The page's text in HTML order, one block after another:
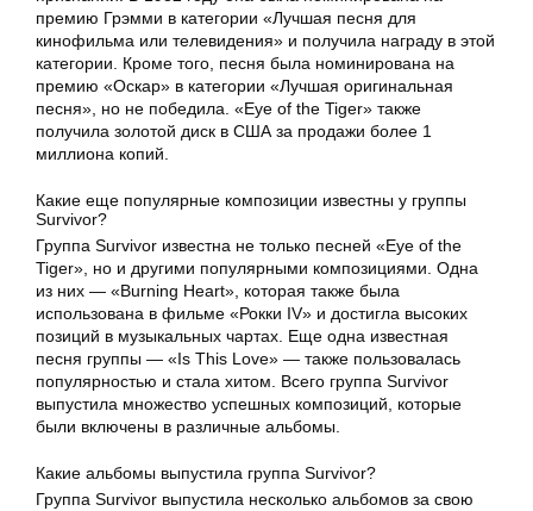
премию Грэмми в категории «Лучшая песня для
кинофильма или телевидения» и получила награду в этой
категории. Кроме того, песня была номинирована на
премию «Оскар» в категории «Лучшая оригинальная
песня», но не победила. «Eye of the Tiger» также
получила золотой диск в США за продажи более 1
миллиона копий.
Какие еще популярные композиции известны у группы
Survivor?
Группа Survivor известна не только песней «Eye of the
Tiger», но и другими популярными композициями. Одна
из них — «Burning Heart», которая также была
использована в фильме «Рокки IV» и достигла высоких
позиций в музыкальных чартах. Еще одна известная
песня группы — «Is This Love» — также пользовалась
популярностью и стала хитом. Всего группа Survivor
выпустила множество успешных композиций, которые
были включены в различные альбомы.
Какие альбомы выпустила группа Survivor?
Группа Survivor выпустила несколько альбомов за свою